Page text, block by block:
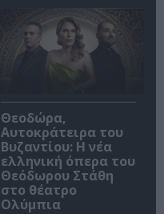
Θεοδώρα,
Αυτοκράτειρα του
Βυζαντίου: Η νέα
ελληνική όπερα του
Θεόδωρου Στάθη
στο θέατρο
Ολύμπια